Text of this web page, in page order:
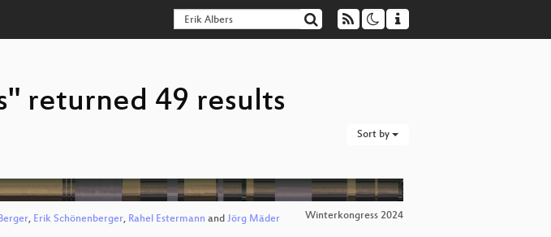
returned 49 results
Sort by
, Erik Schönenberger, Rahel Estermann and Jörg Mäder Winterkongress 2024